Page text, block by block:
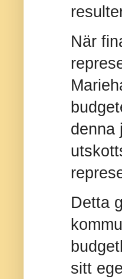
När
denna
Detta
sitt